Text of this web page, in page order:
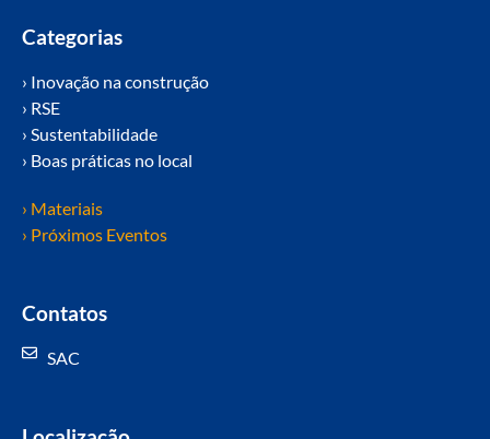
Categorias
› Inovação na construção
› RSE
› Sustentabilidade
› Boas práticas no local
› Materiais
› Próximos Eventos
Contatos
SAC